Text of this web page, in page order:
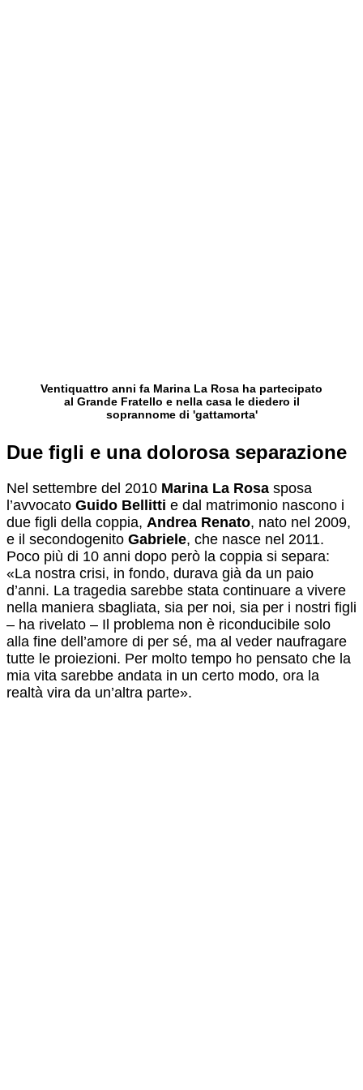
Ventiquattro anni fa Marina La Rosa ha partecipato
al Grande Fratello e nella casa le diedero il
soprannome di 'gattamorta'
Due figli e una dolorosa separazione
Nel settembre del 2010 Marina La Rosa sposa
l’avvocato Guido Bellitti e dal matrimonio nascono i
due figli della coppia, Andrea Renato, nato nel 2009,
e il secondogenito Gabriele, che nasce nel 2011.
Poco più di 10 anni dopo però la coppia si separa:
«La nostra crisi, in fondo, durava già da un paio
d’anni. La tragedia sarebbe stata continuare a vivere
nella maniera sbagliata, sia per noi, sia per i nostri figli
– ha rivelato – Il problema non è riconducibile solo
alla fine dell’amore di per sé, ma al veder naufragare
tutte le proiezioni. Per molto tempo ho pensato che la
mia vita sarebbe andata in un certo modo, ora la
realtà vira da un’altra parte».